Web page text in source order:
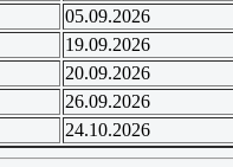
05.09.2026
19.09.2026
20.09.2026
26.09.2026
24.10.2026